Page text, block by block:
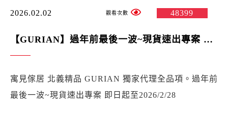
2026.02.02 48399
【GURIAN】過年前最後一波~現貨速出專案 即日起至2026/2/28 原折扣再享 5% 回饋！還有指定商品限時特惠價 -紐約家具設計中心
寓見傢居 北義精品 GURIAN 獨家代理全品項。過年前
最後一波~現貨速出專案 即日起至2026/2/28